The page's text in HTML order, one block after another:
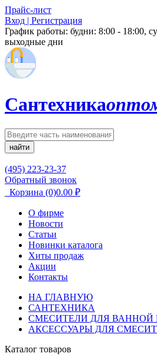
Прайс-лист
Вход | Регистрация
График работы: будни: 8:00 - 18:00,
выходные дни
Сантехника
найти
(495) 223-23-37
Обратный звонок
Корзина (0)0.00 ₽
О фирме
Новости
Статьи
Новинки каталога
Хиты продаж
Акции
Контакты
НА ГЛАВНУЮ
САНТЕХНИКА
СМЕСИТЕЛИ ДЛЯ ВАННОЙ
АКСЕССУАРЫ ДЛЯ
Каталог товаров